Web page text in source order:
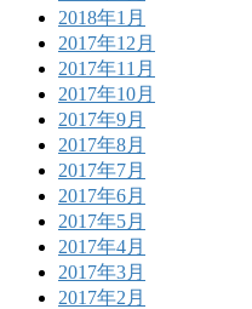
2018年1月
2017年12月
2017年11月
2017年10月
2017年9月
2017年8月
2017年7月
2017年6月
2017年5月
2017年4月
2017年3月
2017年2月